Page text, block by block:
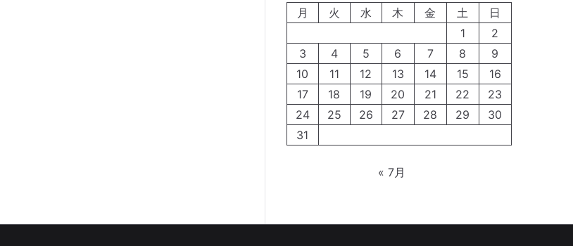
月
火 水 木 金 土
日
1
2
3
4 5 6 7 8
9
10
11 12 13 14 15
16
17
18 19 20 21 22
23
24
25 26 27 28 29
30
31
« 7月